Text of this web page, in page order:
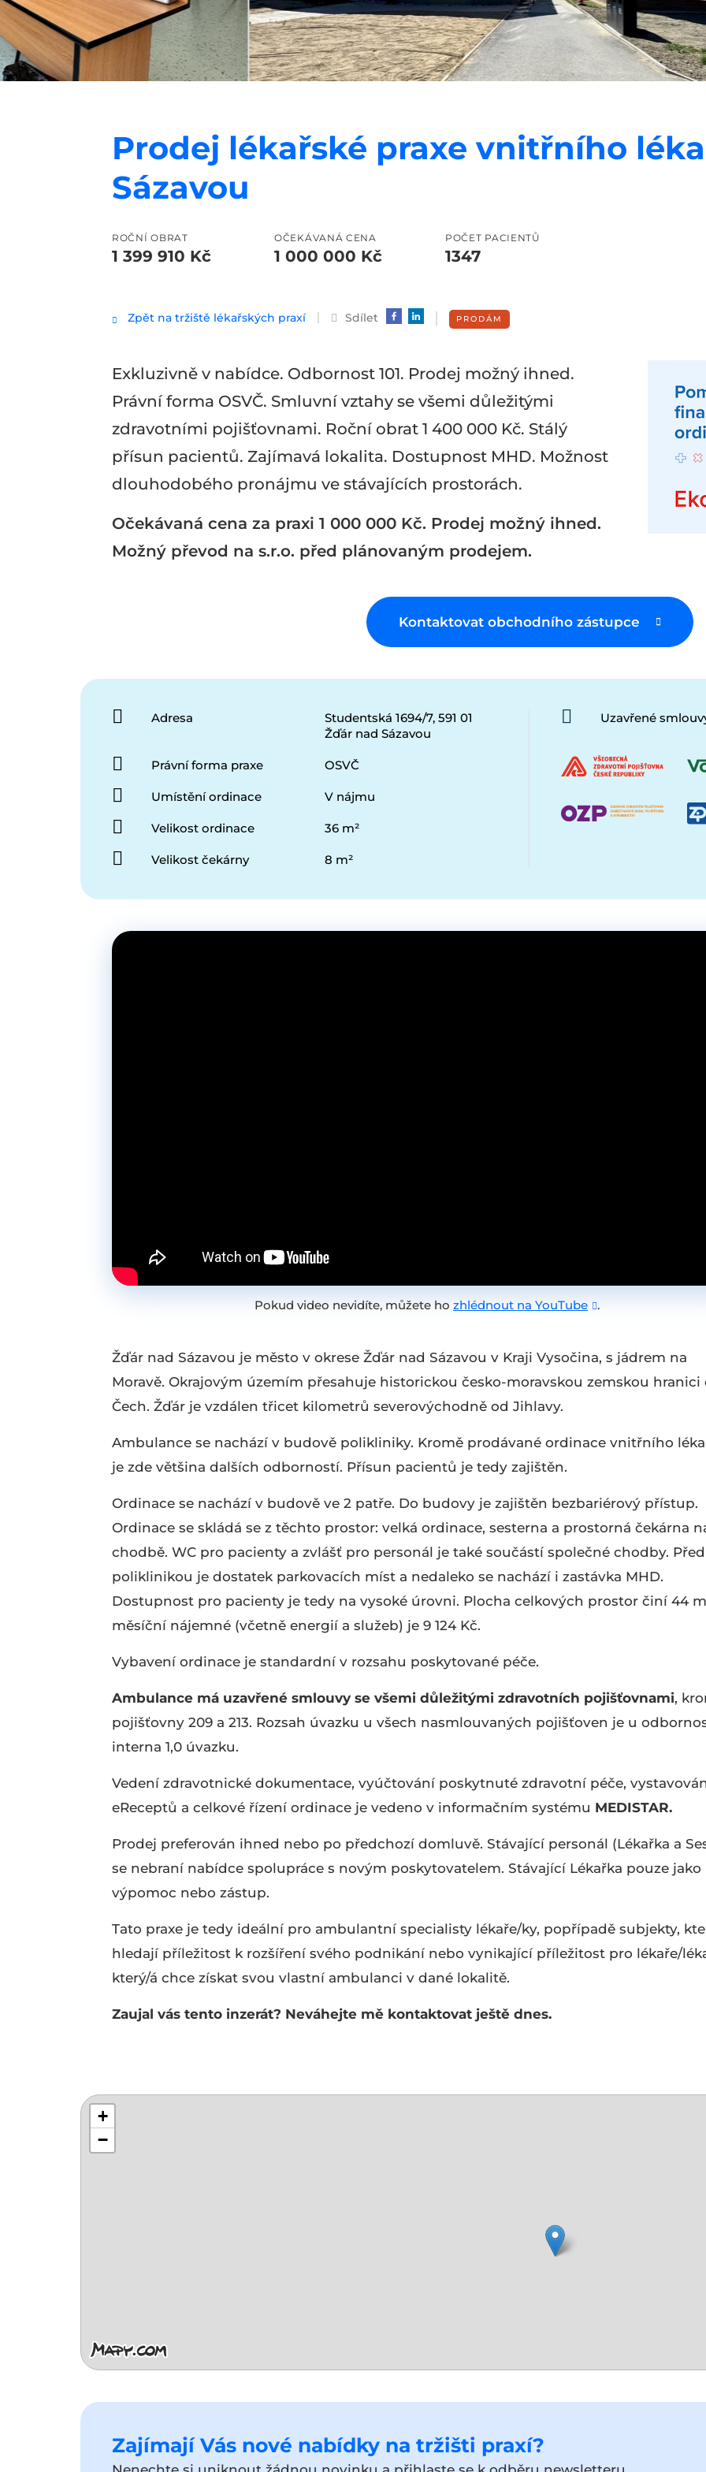
Prodej lékařské praxe vnitřního
Sázavou
ROČNÍ OBRAT
1 399 910 Kč
OČEKÁVANÁ CENA
1 000 000 Kč
POČET PACIENTŮ
1347
Zpět na tržiště lékařských praxí Sdílet PRODÁM
Exkluzivně v nabídce. Odbornost 101. Prodej možný ihned.
Právní forma OSVČ. Smluvní vztahy se všemi důležitými
zdravotními pojišťovnami. Roční obrat 1 400 000 Kč. Stálý
přísun pacientů. Zajímavá lokalita. Dostupnost MHD. Možnost
dlouhodobého pronájmu ve stávajících prostorách.
Očekávaná cena za praxi 1 000 000 Kč. Prodej možný ihned.
Možný převod na s.r.o. před plánovaným prodejem.
Kontaktovat obchodního zástupce
Adresa
Studentská 1694/7, 591 01
Žďár nad Sázavou
Právní forma praxe OSVČ
Umístění ordinace V nájmu
Velikost ordinace 36 m²
Velikost čekárny 8 m²
Uzavřené
Pokud video nevidíte, můžete ho zhlédnout na YouTube .
Žďár nad Sázavou je město v okrese Žďár nad Sázavou v Kraji Vysočina, s jádrem na
Moravě. Okrajovým územím přesahuje historickou česko-moravskou zemskou hranici
Čech. Žďár je vzdálen třicet kilometrů severovýchodně od Jihlavy.
Ambulance se nachází v budově polikliniky. Kromě prodávané ordinace vnitřního
je zde většina dalších odborností. Přísun pacientů je tedy zajištěn.
Ordinace se nachází v budově ve 2 patře. Do budovy je zajištěn bezbariérový přístup.
Ordinace se skládá se z těchto prostor: velká ordinace, sesterna a prostorná čekárna
chodbě. WC pro pacienty a zvlášť pro personál je také součástí společné chodby. Před
poliklinikou je dostatek parkovacích míst a nedaleko se nachází i zastávka MHD.
Dostupnost pro pacienty je tedy na vysoké úrovni. Plocha celkových prostor činí 44
měsíční nájemné (včetně energií a služeb) je 9 124 Kč.
Vybavení ordinace je standardní v rozsahu poskytované péče.
Ambulance má uzavřené smlouvy se všemi důležitými zdravotních pojišťovnami,
pojišťovny 209 a 213. Rozsah úvazku u všech nasmlouvaných pojišťoven je u
interna 1,0 úvazku.
Vedení zdravotnické dokumentace, vyúčtování poskytnuté zdravotní péče,
eReceptů a celkové řízení ordinace je vedeno v informačním systému MEDISTAR.
Prodej preferován ihned nebo po předchozí domluvě. Stávající personál (Lékařka a
se nebraní nabídce spolupráce s novým poskytovatelem. Stávající Lékařka pouze jako
výpomoc nebo zástup.
Tato praxe je tedy ideální pro ambulantní specialisty lékaře/ky, popřípadě subjekty,
hledají příležitost k rozšíření svého podnikání nebo vynikající příležitost pro lékaře/
který/á chce získat svou vlastní ambulanci v dané lokalitě.
Zaujal vás tento inzerát? Neváhejte mě kontaktovat ještě dnes.
+
−
Zajímají Vás nové nabídky na tržišti praxí?